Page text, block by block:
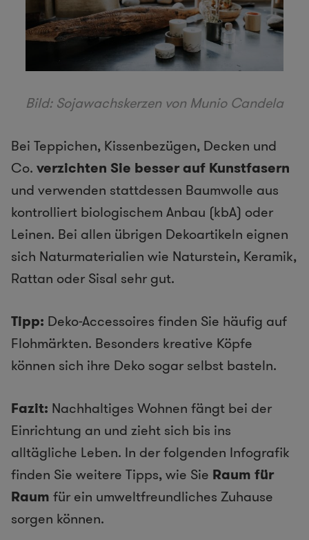
Bild: Sojawachskerzen von Munio Candela
Bei Teppichen, Kissenbezügen, Decken und
Co. verzichten Sie besser auf Kunstfasern
und verwenden stattdessen Baumwolle aus
kontrolliert biologischem Anbau (kbA) oder
Leinen. Bei allen übrigen Dekoartikeln eignen
sich Naturmaterialien wie Naturstein, Keramik,
Rattan oder Sisal sehr gut.
Tipp: Deko-Accessoires finden Sie häufig auf
Flohmärkten. Besonders kreative Köpfe
können sich ihre Deko sogar selbst basteln.
Fazit: Nachhaltiges Wohnen fängt bei der
Einrichtung an und zieht sich bis ins
alltägliche Leben. In der folgenden Infografik
finden Sie weitere Tipps, wie Sie Raum für
Raum für ein umweltfreundliches Zuhause
sorgen können.